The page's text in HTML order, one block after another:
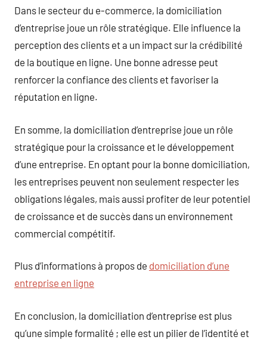
Dans le secteur du e-commerce, la domiciliation
d’entreprise joue un rôle stratégique. Elle influence la
perception des clients et a un impact sur la crédibilité
de la boutique en ligne. Une bonne adresse peut
renforcer la confiance des clients et favoriser la
réputation en ligne.
En somme, la domiciliation d’entreprise joue un rôle
stratégique pour la croissance et le développement
d’une entreprise. En optant pour la bonne domiciliation,
les entreprises peuvent non seulement respecter les
obligations légales, mais aussi profiter de leur potentiel
de croissance et de succès dans un environnement
commercial compétitif.
Plus d’informations à propos de domiciliation d’une
entreprise en ligne
En conclusion, la domiciliation d’entreprise est plus
qu’une simple formalité ; elle est un pilier de l’identité et